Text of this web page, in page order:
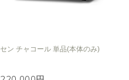
セン チャコール 単品(本体のみ)